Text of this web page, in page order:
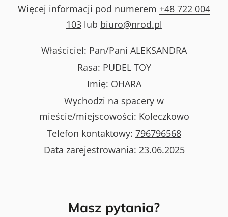
Więcej informacji pod numerem +48 722 004
103lub biuro@nrod.pl
Właściciel: Pan/Pani ALEKSANDRA
Rasa: PUDEL TOY
Imię: OHARA
Wychodzi na spacery w
mieście/miejscowości: Koleczkowo
Telefon kontaktowy: 796796568
Data zarejestrowania: 23.06.2025
Masz pytania?